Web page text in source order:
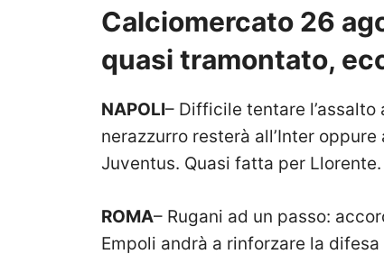
Calciomercato 26
quasi tramontato,
NAPOLI– Difficile tentare l’assalto
nerazzurro resterà all’Inter
Juventus. Quasi fatta per Llorente.
ROMA– Rugani ad un passo:
Empoli andrà a rinforzare la